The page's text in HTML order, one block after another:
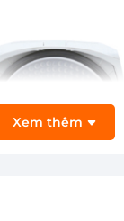
Xem thêm